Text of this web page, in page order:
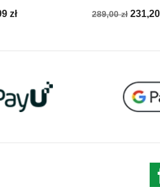
zł
Cena
289,00 zł Cena
231,20